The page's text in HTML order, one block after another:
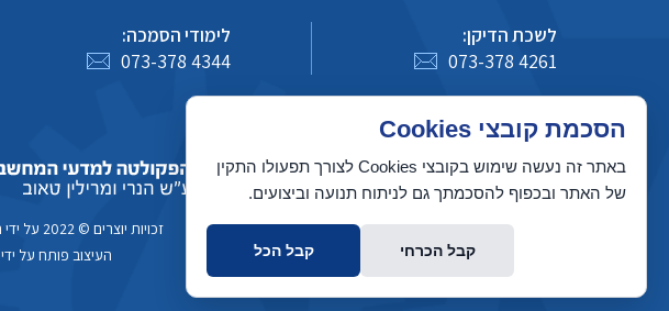
לשכת הדיקן:
073-378 4261
לימודי הסמכה:
073-378 4344
זכויות יוצרים © 2022 על ידי המחלקה למדעי המחשב, הטכניון. כל הזכויות שמורות
העיצוב פותח על ידי
הסכמת קובצי Cookies
באתר זה נעשה שימוש בקובצי Cookies לצורך תפעולו התקין
של האתר ובכפוף להסכמתך גם לניתוח תנועה וביצועים.
קבל הכל קבל הכרחי